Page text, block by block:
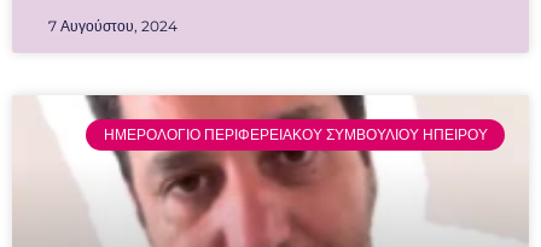
7 Αυγούστου, 2024
ΗΜΕΡΟΛΟΓΙΟ ΠΕΡΙΦΕΡΕΙΑΚΟΥ ΣΥΜΒΟΥΛΙΟΥ ΗΠΕΙΡΟΥ